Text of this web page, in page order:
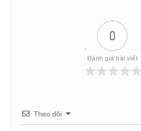
0
Đánh giá bài viết
Theo dõi